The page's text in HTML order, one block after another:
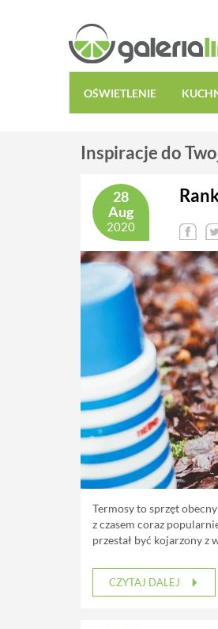
OŚWIETLENIE
Inspiracje do
28
Aug
2020
Termosy to sprzęt
z czasem coraz
przestał być kojarzony z
CZYTAJ DALEJ